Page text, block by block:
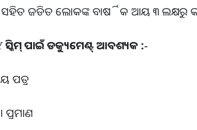
ସହିତ ଜଡିତ ଲୋକଙ୍କ ବାର୍ଷିକ ଆୟ ୩ ଲକ୍ଷରୁ
ସ୍କିମ୍ ପାଇଁ ଡକ୍ୟୁମେଣ୍ଟ୍ ଆବଶ୍ୟକ :-
ପତ୍ର